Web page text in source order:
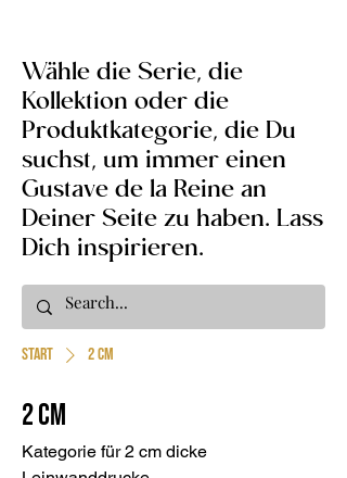
Wähle die Serie, die
Kollektion oder die
Produktkategorie, die Du
suchst, um immer einen
Gustave de la Reine an
Deiner Seite zu haben. Lass
Dich inspirieren.
Start 2 cm
2 cm
Kategorie für 2 cm dicke